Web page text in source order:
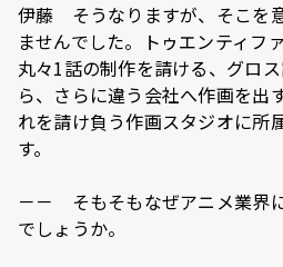
伊藤 そうなりますが、そこを
ませんでした。トゥエンティフ
丸々1話の制作を請ける、グロ
ら、さらに違う会社へ作画を出
れを請け負う作画スタジオに所
す。
－－ そもそもなぜアニメ業界
でしょうか。